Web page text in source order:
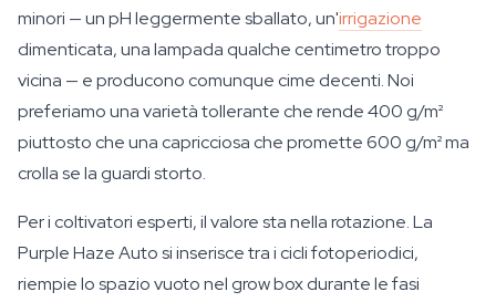
minori — un pH leggermente sballato, un'irrigazione
dimenticata, una lampada qualche centimetro troppo
vicina — e producono comunque cime decenti. Noi
preferiamo una varietà tollerante che rende 400 g/m²
piuttosto che una capricciosa che promette 600 g/m² ma
crolla se la guardi storto.
Per i coltivatori esperti, il valore sta nella rotazione. La
Purple Haze Auto si inserisce tra i cicli fotoperiodici,
riempie lo spazio vuoto nel grow box durante le fasi